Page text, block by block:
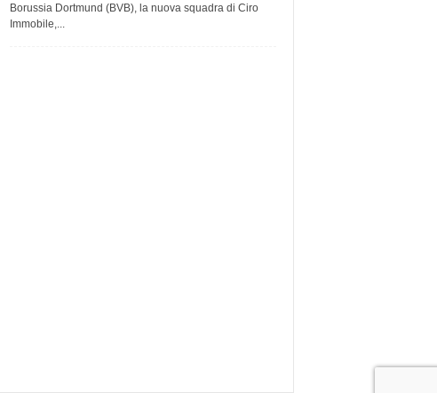
Borussia Dortmund (BVB), la nuova squadra di Ciro
Immobile,...